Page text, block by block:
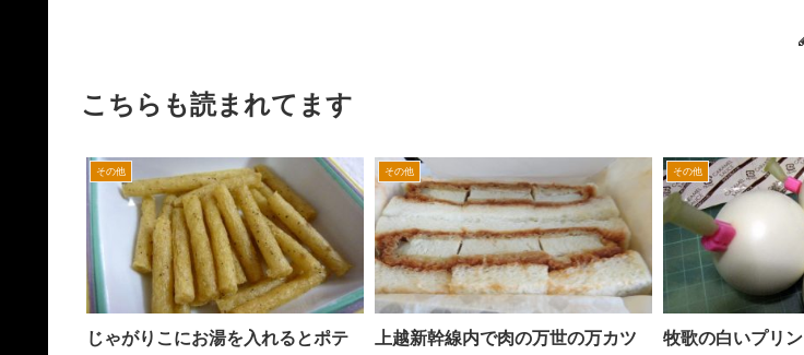
こちらも読まれてます
その他
じゃがりこにお湯を入れるとポテ
その他
上越新幹線内で肉の万世の万カツ
その他
牧歌の白いプリン